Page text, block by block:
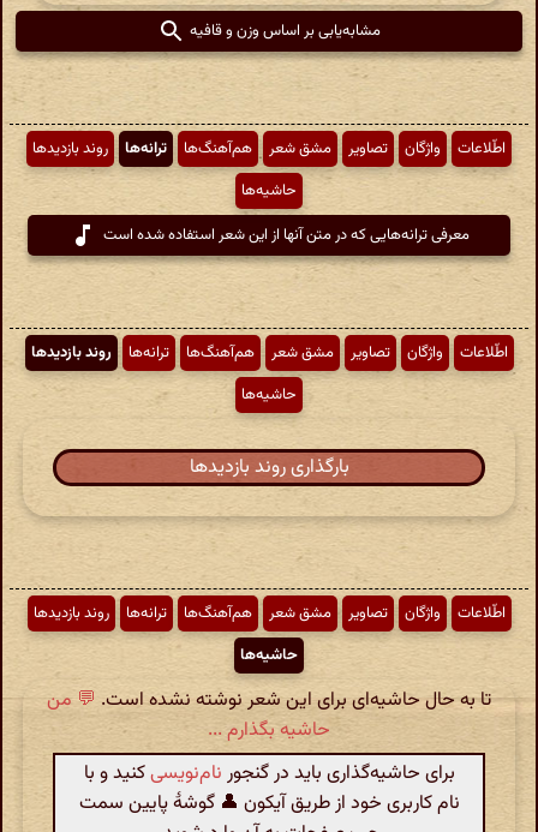
مشابه‌یابی بر اساس وزن و قافیه
اطّلاعات واژگان تصاویر مشق شعر هم‌آهنگ‌ها ترانه‌ها
روند بازدیدها
حاشیه‌ها
معرفی ترانه‌هایی که در متن آنها از این شعر استفاده شده است
اطّلاعات واژگان تصاویر مشق شعر هم‌آهنگ‌ها ترانه‌ها
روند بازدیدها
حاشیه‌ها
بارگذاری روند بازدیدها
اطّلاعات واژگان تصاویر مشق شعر هم‌آهنگ‌ها ترانه‌ها
روند بازدیدها
حاشیه‌ها
تا به حال حاشیه‌ای برای این شعر نوشته نشده است. 💬 من
حاشیه بگذارم ...
برای حاشیه‌گذاری باید در گنجور نام‌نویسیکنید و با
نام کاربری خود از طریق آیکون 👤 گوشهٔ پایین سمت